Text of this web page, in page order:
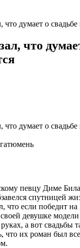
что думает о
что
что думает о свадьбе
певцу Диме
спутницей
что если победит
девушке
а вот свадьбы
что их роман был